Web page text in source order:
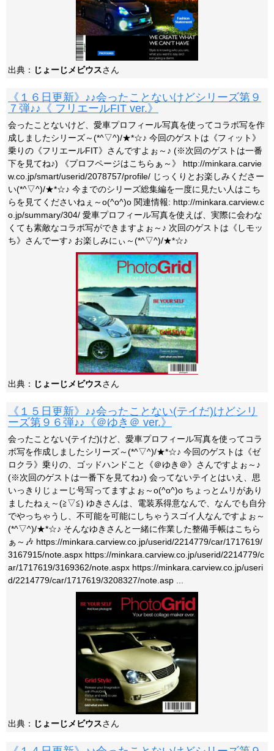
出典： じょーじメビウスさん
《１６日更新》♪♪会ったことないけどシリーズ第９
７弾♪♪《 フリエールFIT ver.》
会ったことないけど、愛車プロフィール写真を使ってコラボ写を作
成しましたシリーズ～(*^▽^)/★*☆♪ 今回のゲストは《フィット》
乗りの《フリエールFIT》さんですよぉ～♪ (※次回のゲストは一番
下を見てね♪) 《プロフページはこちらぁ～》 http://minkara.carvie
w.co.jp/smart/userid/2078757/profile/ じっくりとお楽しみくださー
い(*^▽^)/★*☆♪ 今までのシリーズ総集編を一度に見たい人はこち
らを見てくださいねぇ～o(^o^)o 関連情報: http://minkara.carview.c
o.jp/summary/304/ 愛車プロフィール写真を使えば、実際に会わな
くても素敵なコラボ写ができますよぉ～♪ 次回のゲストは《しモッ
ち》さんでーす♪ お楽しみにぃ～(*^▽^)/★*☆♪
出典： じょーじメビウスさん
《１５日更新》♪♪会ったことない(テイだ)けどシリ
ーズ第９６弾♪♪《＠ゆき＠ ver.》
会ったことない(テイだ)けど、愛車プロフィール写真を使ってコラ
ボ写を作成しましたシリーズ～(*^▽^)/★*☆♪ 今回のゲストは《ゼ
ロクラ》乗りの、ゴッドハンドこと《＠ゆき＠》さんですよぉ～♪
(※次回のゲストは一番下を見てね♪) 会ってないテイとはいえ、思
いっきりじょーじ号写ってますよぉ～o(^o^)o ちょっとムリがあり
ましたねぇ～(≧▽≦) ゆきさんは、電装系得意なんで、なんでも自分
でやっちゃうし、不可能を可能にしちゃうスゴイ人なんですよぉ～
(*^▽^)/★*☆♪ そんなゆきさんと一緒に作業した整備手帳はこちら
ぁ～🎶 https://minkara.carview.co.jp/userid/2214779/car/1717619/
3167915/note.aspx https://minkara.carview.co.jp/userid/2214779/c
ar/1717619/3169362/note.aspx https://minkara.carview.co.jp/useri
d/2214779/car/1717619/3208327/note.asp ...
出典： じょーじメビウスさん